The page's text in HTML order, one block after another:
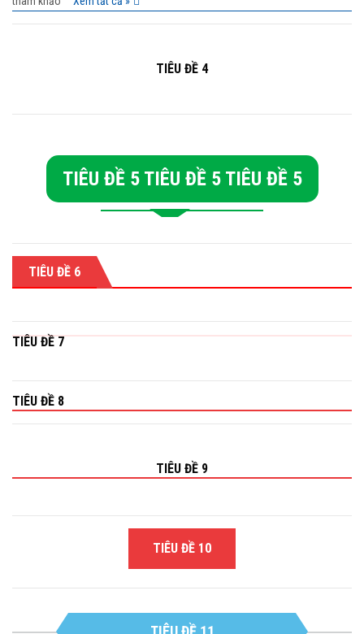
TIÊU ĐỀ 4
TIÊU ĐỀ 5 TIÊU ĐỀ 5 TIÊU ĐỀ 5
TIÊU ĐỀ 6
TIÊU ĐỀ 7
TIÊU ĐỀ 8
TIÊU ĐỀ 9
TIÊU ĐỀ 10